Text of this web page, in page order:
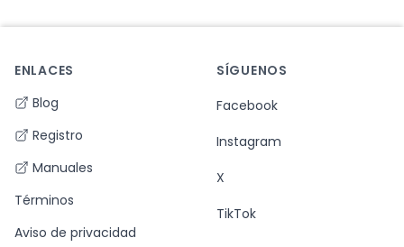
Footer
ENLACES
Blog
Registro
Manuales
Términos
Aviso de privacidad
SÍGUENOS
Facebook
Instagram
X
TikTok